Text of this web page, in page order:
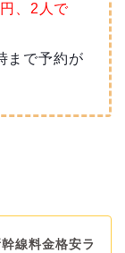
、2人で
まで予約が
線料金格安ラ